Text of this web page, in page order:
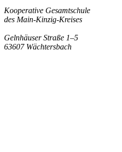
Kooperative Gesamtschule
des Main-Kinzig-Kreises
Gelnhäuser Straße 1–5
63607 Wächtersbach